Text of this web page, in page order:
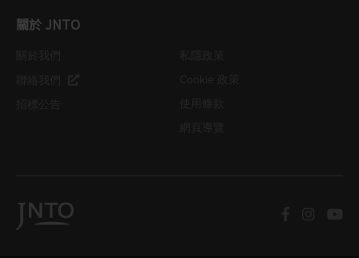
關於 JNTO